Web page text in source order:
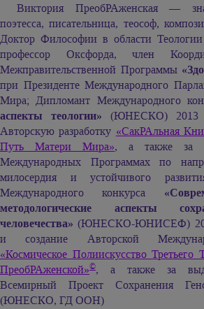
Виктория ПреобРАженская —
поэтесса, писательница, теософ,
Доктор Философии в области
профессор Оксфорда, член
Межправительственной Программы
при Президенте Международного
Мира; Дипломант Международного
аспекты теологии» (ЮНЕСКО) 2013
Авторскую разработку «СакРАльная
Путь Матери Мира», а также за
Международных Программах по
милосердия и устойчивого
Международного конкурса
методологические аспекты
человечества» (ЮНЕСКО-ЮНИСЕФ) 2013
и создание Авторской
«Космическое Полиискусство Третьего
ПреобРАженской»©, а также за
Всемирный Проект Сохранения
(ЮНЕСКО, ГД ООН)